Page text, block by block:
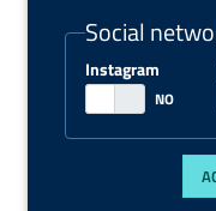
Social
Instagram
m